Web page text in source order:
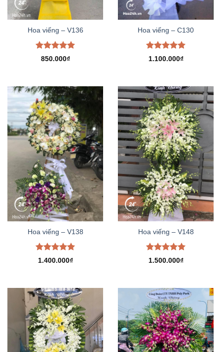
Hoa viếng – V136
Được xếp
850.000₫
Hoa viếng – C130
Được xếp
1.100.000₫
Hoa viếng – V138
Được xếp
1.400.000₫
Hoa viếng – V148
Được xếp
1.500.000₫